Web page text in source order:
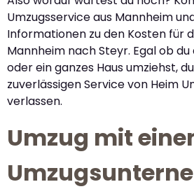
Umzugsservice aus Mannheim
Informationen zu den Kosten für
Mannheim nach Steyr. Egal ob
oder ein ganzes Haus umziehst,
zuverlässigen Service von Heim
verlassen.
Umzug mit